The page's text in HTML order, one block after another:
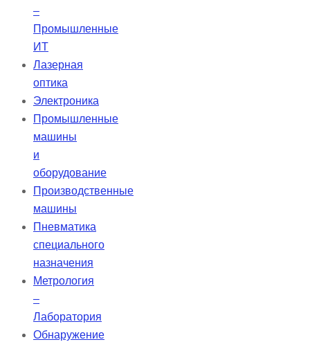
–
Промышленные
ИТ
Лазерная
оптика
Электроника
Промышленные
машины
и
оборудование
Производственные
машины
Пневматика
специального
назначения
Метрология
–
Лаборатория
Обнаружение